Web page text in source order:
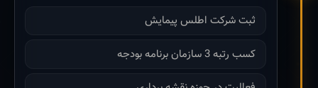
ثبت شرکت اطلس پیمایش
کسب رتبه 3 سازمان برنامه بودجه